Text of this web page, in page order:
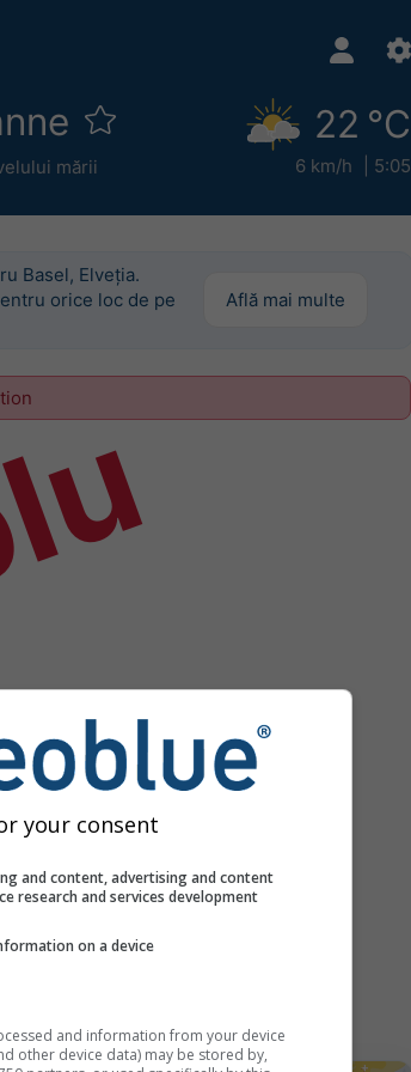
mării
22 °C
6 km/h 5:05
Basel, Elveția.
orice loc de pe
Află mai multe
your consent
and content, advertising and content
research and services development
on a device
and information from your device
other device data) may be stored by,